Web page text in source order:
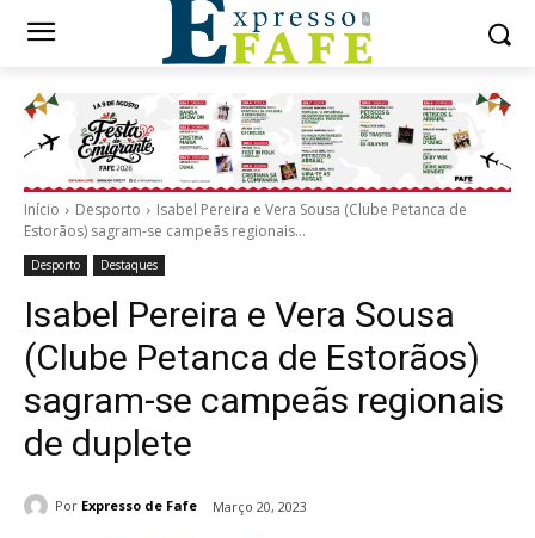
Início Desporto
Isabel Pereira e Vera Sousa (Clube Petanca de
Estorãos) sagram-se campeãs regionais...
Desporto Destaques
Isabel Pereira e Vera Sousa
(Clube Petanca de Estorãos)
sagram-se campeãs regionais
de duplete
Por Expresso de Fafe Março 20, 2023